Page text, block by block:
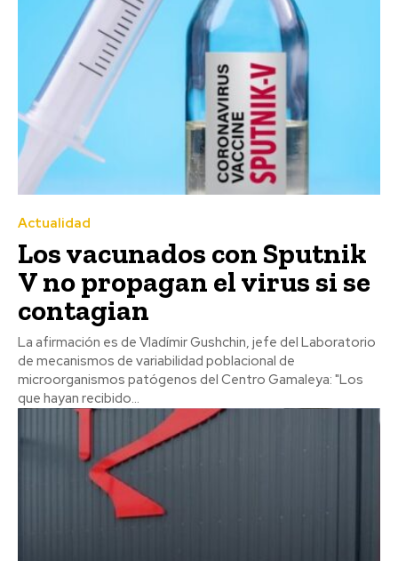
Actualidad
Los vacunados con Sputnik
V no propagan el virus si se
contagian
La afirmación es de Vladímir Gushchin, jefe del Laboratorio
de mecanismos de variabilidad poblacional de
microorganismos patógenos del Centro Gamaleya: "Los
que hayan recibido...